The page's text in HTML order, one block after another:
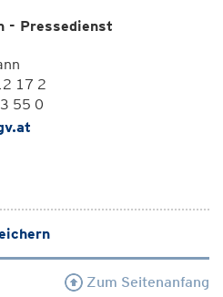
- Pressedienst
17 2
55 0
Zum Seitenanfang